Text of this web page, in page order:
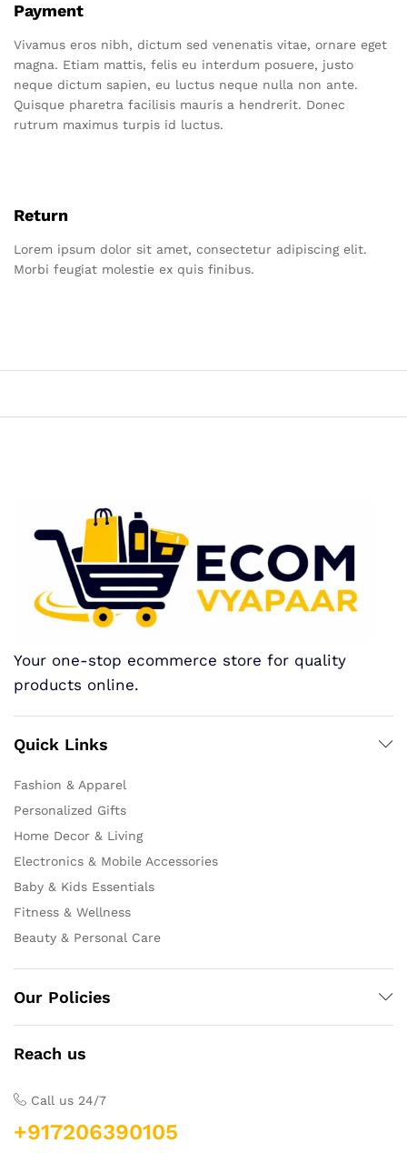
Payment
Vivamus eros nibh, dictum sed venenatis vitae, ornare eget
magna. Etiam mattis, felis eu interdum posuere, justo
neque dictum sapien, eu luctus neque nulla non ante.
Quisque pharetra facilisis mauris a hendrerit. Donec
rutrum maximus turpis id luctus.
Return
Lorem ipsum dolor sit amet, consectetur adipiscing elit.
Morbi feugiat molestie ex quis finibus.
Your one-stop ecommerce store for quality
products online.
Quick Links
Fashion & Apparel
Personalized Gifts
Home Decor & Living
Electronics & Mobile Accessories
Baby & Kids Essentials
Fitness & Wellness
Beauty & Personal Care
Our Policies
Reach us
Call us 24/7
+917206390105